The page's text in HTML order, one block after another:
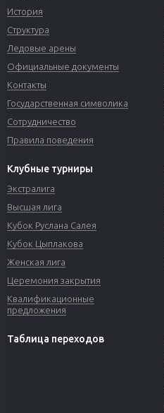
История
Структура
Ледовые арены
Официальные документы
Контакты
Государственная символика
Сотрудничество
Правила поведения
Клубные турниры
Экстралига
Высшая лига
Кубок Руслана Салея
Кубок Цыплакова
Женская лига
Церемония закрытия
Квалификационные
предложения
Таблица переходов